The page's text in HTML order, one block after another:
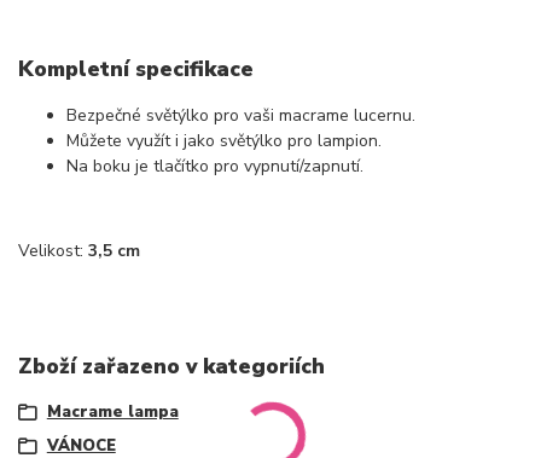
Kompletní specifikace
Bezpečné světýlko pro vaši macrame lucernu.
Můžete využít i jako světýlko pro lampion.
Na boku je tlačítko pro vypnutí/zapnutí.
Velikost: 3,5 cm
Zboží zařazeno v kategoriích
Macrame lampa
VÁNOCE